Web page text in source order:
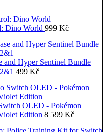
Dino World 999 Kč
and Hyper Sentinel Bundle
499 Kč
OLED - Pokémon
Edition 8 599 Kč